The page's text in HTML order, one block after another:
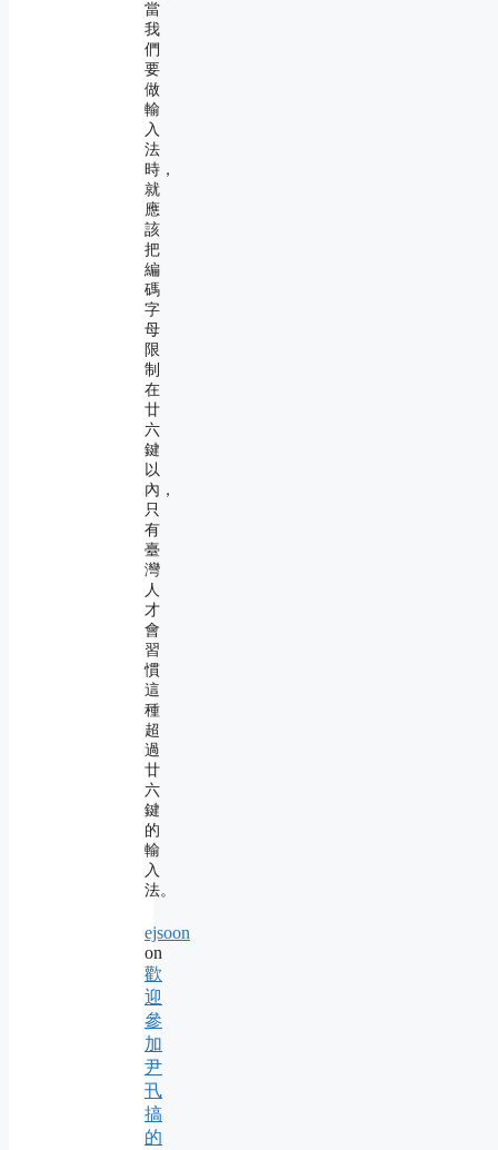
當
我
們
要
做
輸
入
法
時，
就
應
該
把
編
碼
字
母
限
制
在
廿
六
鍵
以
內，
只
有
臺
灣
人
才
會
習
慣
這
種
超
過
廿
六
鍵
的
輸
入
法。
ejsoon
on
歡
迎
參
加
尹
卂
搞
的